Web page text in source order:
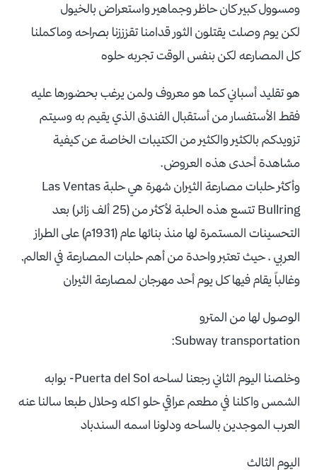
ومسوول كبير كان حاظر وجماهير واستعراض بالخيول
لكن يوم وصلت يقتلون الثور قدامنا تقزززنا بصراحه وماكملنا
كل المصارعه لكن بنفس الوقت تجربه حلوه
هو تقليد أسباني كما هو معروف ولمن يرغب بحضورها عليه
فقط الأستفسار من أستقبال الفندق الذي يقيم به وسيتم
تزويدكم بالكثير والكثير من الكتيبات الخاصة عن كيفية
مشاهدة أحدى هذه العروض.
وأكثر حلبات مصارعة الثيران شهرة هي حلبة Las Ventas
Bullring تتسع هذه الحلبة لأكثر من (25 ألف زائر) بعد
التحسينات المستمرة لها منذ بنائها عام (1931م) على الطراز
العربي ، حيث تعتبر واحدة من أهم حلبات المصارعة في العالم,
وغالباً يقام فيها كل يوم أحد مهرجان لمصارعة الثيران
الوصول لها من المترو
Subway transportation:
وخلصنا اليوم الثاني رجعنا لساحه Puerta del Sol- بوابه
الشمس واكلنا في مطعم عراقي حلو اكله وحلال طبعا سالنا عنه
العرب الموجدين بالساحه ودلونا اسمه السندباد
اليوم الثالث